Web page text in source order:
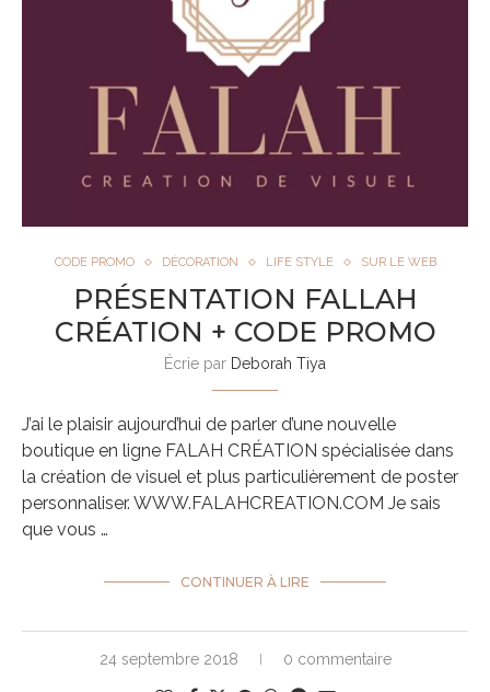
CODE PROMO DÉCORATION LIFE STYLE SUR LE WEB
PRÉSENTATION FALLAH
CRÉATION + CODE PROMO
Écrie par Deborah Tiya
J’ai le plaisir aujourd’hui de parler d’une nouvelle
boutique en ligne FALAH CRÉATION spécialisée dans
la création de visuel et plus particulièrement de poster
personnaliser. WWW.FALAHCREATION.COM Je sais
que vous …
CONTINUER À LIRE
24 septembre 2018 0 commentaire